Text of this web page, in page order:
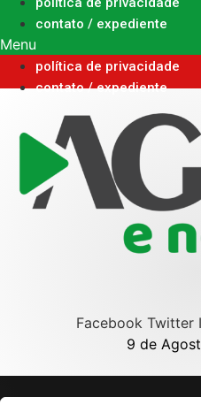
para
o
conteúdo
contato / expediente
Menu
política de privacidade
contato / expediente
Facebook Twitter
9 de